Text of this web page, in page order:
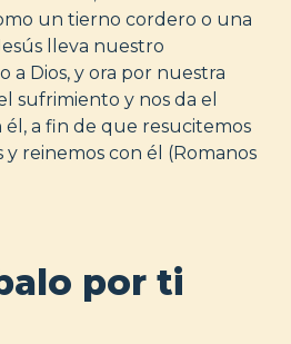
un tierno cordero o una
lleva nuestro
a Dios, y ora por nuestra
sufrimiento y nos da el
a fin de que resucitemos
reinemos con él (Romanos
por ti